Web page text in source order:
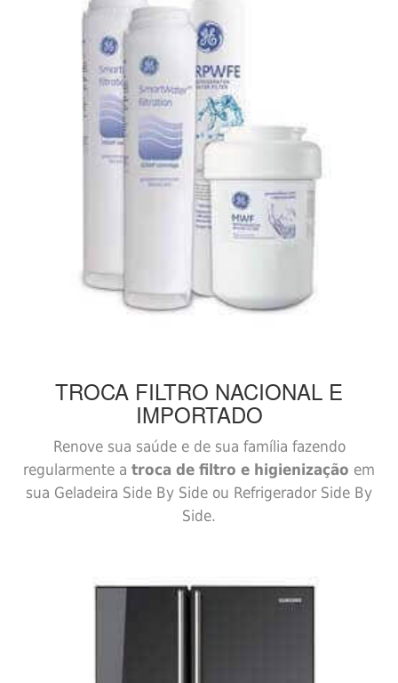
TROCA FILTRO NACIONAL E
IMPORTADO
Renove sua saúde e de sua família fazendo
regularmente a troca de filtro e higienização em
sua Geladeira Side By Side ou Refrigerador Side By
Side.